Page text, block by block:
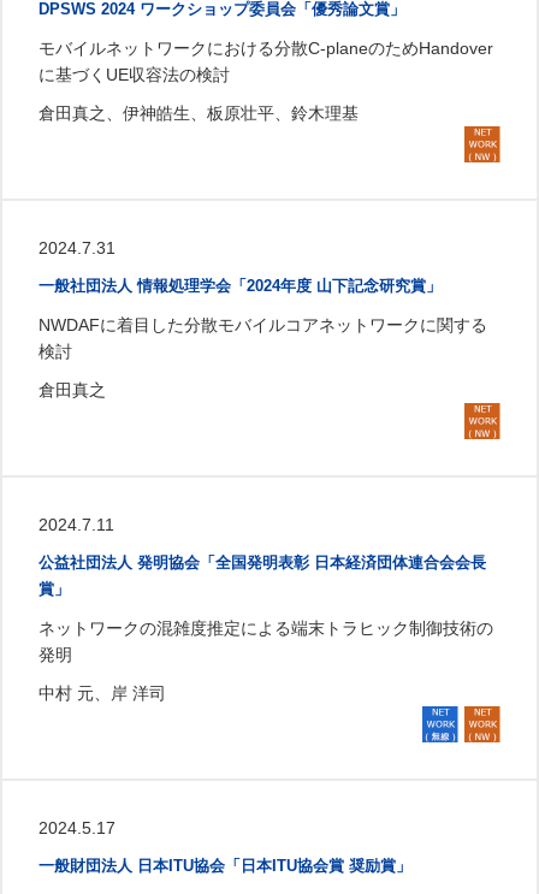
DPSWS 2024 ワークショップ委員会「優秀論文賞」
モバイルネットワークにおける分散C-planeのためHandover
に基づくUE収容法の検討
倉田真之、伊神皓生、板原壮平、鈴木理基
2024.7.31
一般社団法人 情報処理学会「2024年度 山下記念研究賞」
NWDAFに着目した分散モバイルコアネットワークに関する
検討
倉田真之
2024.7.11
公益社団法人 発明協会「全国発明表彰 日本経済団体連合会会長
賞」
ネットワークの混雑度推定による端末トラヒック制御技術の
発明
中村 元、岸 洋司
2024.5.17
一般財団法人 日本ITU協会「日本ITU協会賞 奨励賞」